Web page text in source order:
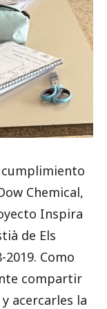
cumplimiento
Chemical,
Inspira
de Els
2019. Como
compartir
acercarles la